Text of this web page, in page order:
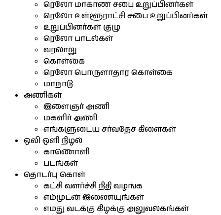
ரெலோ மாகாண சபை உறுப்பினர்கள்
ரெலோ உள்ளூராட்சி சபை உறுப்பினர்கள்
உறுப்பினர்கள் குழு
ரெலோ பாடல்கள்
வரலாறு
கொள்கை
ரெலோ பொருளாதார கொள்கை
மாநாடு
அணிகள்
இளைஞர் அணி
மகளிர் அணி
எங்களுடைய சர்வதேச கிளைகள்
ஒலி ஒளி நிழல்
காணொளி
படங்கள்
தொடர்பு கொள்
கட்சி வளர்ச்சி நிதி வழங்க
எம்முடன் இணையுங்கள்
எமது வடக்கு கிழக்கு அலுவலகங்கள்